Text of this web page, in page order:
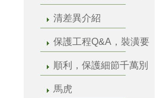
清差異介紹
保護工程Q&A，裝潢要
順利，保護細節千萬別
馬虎